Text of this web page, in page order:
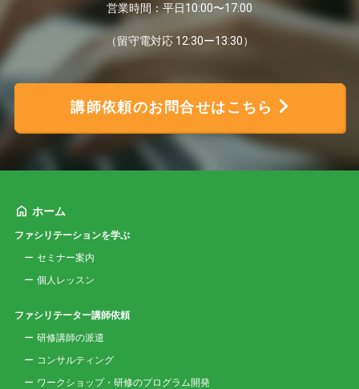
営業時間：平日10:00〜17:00
（留守電対応 12:30ー13:30）
講師依頼のお問合せはこちら
ホーム
ファシリテーションを学ぶ
セミナー案内
個人レッスン
ファシリテーター講師依頼
研修講師の派遣
コンサルティング
ワークショップ・研修のプログラム開発